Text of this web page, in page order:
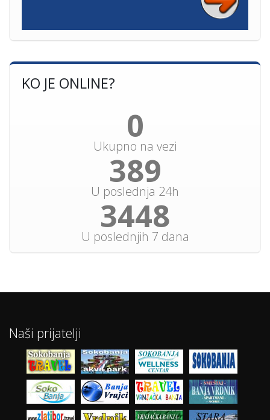
KO JE ONLINE?
0
Ukupno na vezi
449
U poslednja 24h
3978
U poslednjih 7 dana
Naši prijatelji